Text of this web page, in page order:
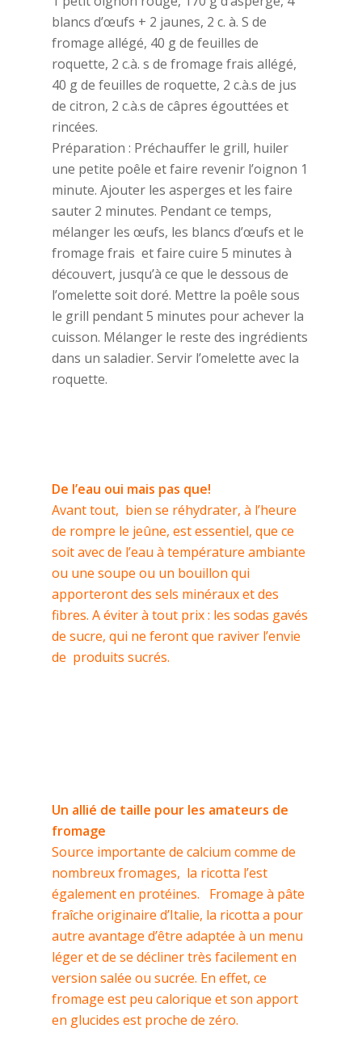
blancs d’œufs + 2 jaunes, 2 c. à. S de
fromage allégé, 40 g de feuilles de
roquette, 2 c.à. s de fromage frais allégé,
40 g de feuilles de roquette, 2 c.à.s de jus
de citron, 2 c.à.s de câpres égouttées et
rincées.
Préparation : Préchauffer le grill, huiler
une petite poêle et faire revenir l’oignon 1
minute. Ajouter les asperges et les faire
sauter 2 minutes. Pendant ce temps,
mélanger les œufs, les blancs d’œufs et le
fromage frais et faire cuire 5 minutes à
découvert, jusqu’à ce que le dessous de
l’omelette soit doré. Mettre la poêle sous
le grill pendant 5 minutes pour achever la
cuisson. Mélanger le reste des ingrédients
dans un saladier. Servir l’omelette avec la
roquette.
De l’eau oui mais pas que!
Avant tout, bien se réhydrater, à l’heure
de rompre le jeûne, est essentiel, que ce
soit avec de l’eau à température ambiante
ou une soupe ou un bouillon qui
apporteront des sels minéraux et des
fibres. A éviter à tout prix : les sodas gavés
de sucre, qui ne feront que raviver l’envie
de produits sucrés.
Un allié de taille pour les amateurs de
fromage
Source importante de calcium comme de
nombreux fromages, la ricotta l’est
également en protéines. Fromage à pâte
fraîche originaire d’Italie, la ricotta a pour
autre avantage d’être adaptée à un menu
léger et de se décliner très facilement en
version salée ou sucrée. En effet, ce
fromage est peu calorique et son apport
en glucides est proche de zéro.